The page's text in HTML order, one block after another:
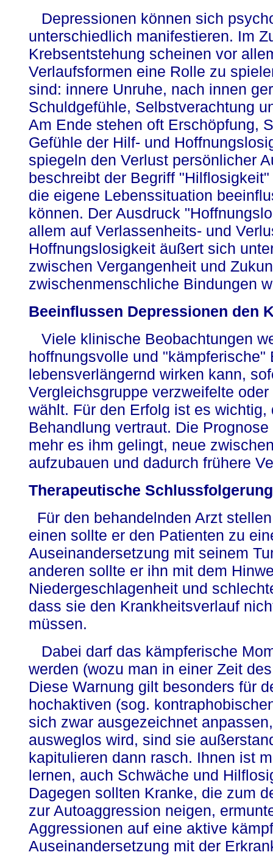
Depressionen können sich
unterschiedlich manifestieren. Im
Krebsentstehung scheinen vor
Verlaufsformen eine Rolle zu
sind: innere Unruhe, nach innen
Schuldgefühle, Selbstverachtung
Am Ende stehen oft Erschöpfung,
Gefühle der Hilf- und
spiegeln den Verlust persönlicher
beschreibt der Begriff
die eigene Lebenssituation
können. Der Ausdruck
allem auf Verlassenheits- und
Hoffnungslosigkeit äußert sich
zwischen Vergangenheit und
zwischenmenschliche Bindungen
Beeinflussen Depressionen den
Viele klinische Beobachtungen
hoffnungsvolle und "kämpferische"
lebensverlängernd wirken kann,
Vergleichsgruppe verzweifelte
wählt. Für den Erfolg ist es
Behandlung vertraut. Die
mehr es ihm gelingt, neue
aufzubauen und dadurch frühere
Therapeutische
Für den behandelnden Arzt
einen sollte er den Patienten zu
Auseinandersetzung mit seinem
anderen sollte er ihn mit dem
Niedergeschlagenheit und
dass sie den Krankheitsverlauf
müssen.
Dabei darf das kämpferische
werden (wozu man in einer Zeit
Diese Warnung gilt besonders für
hochaktiven (sog.
sich zwar ausgezeichnet
ausweglos wird, sind sie
kapitulieren dann rasch. Ihnen ist
lernen, auch Schwäche und
Dagegen sollten Kranke, die zum
zur Autoaggression neigen,
Aggressionen auf eine aktive
Auseinandersetzung mit der